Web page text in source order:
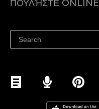
Τιμολόγηση
ΠΟΥΛΉΣΤΕ ONLINE
Πουλήστε στο Facebook
Πουλήστε στο Instagram